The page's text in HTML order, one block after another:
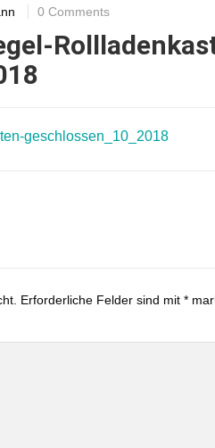
0 Comments
geschlossen_10_2018
Erforderliche Felder sind mit *